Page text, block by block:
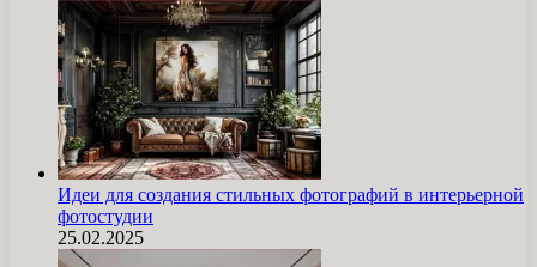
Идеи для создания стильных фотографий в интерьерной
фотостудии
25.02.2025